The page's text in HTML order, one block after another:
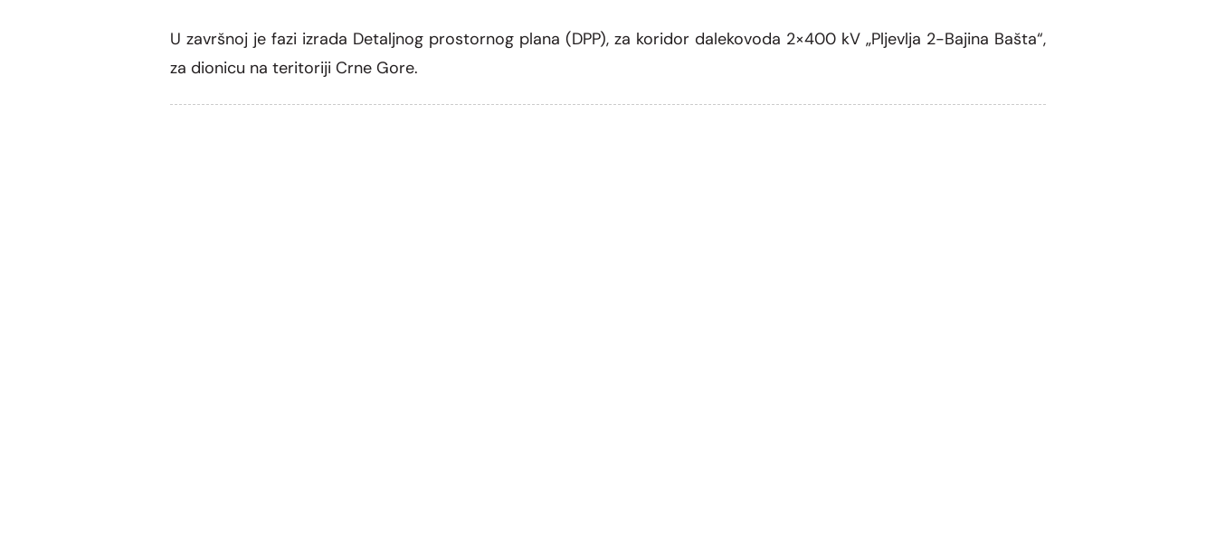
U završnoj je fazi izrada Detaljnog prostornog plana (DPP), za koridor dalekovoda 2×400 kV „Pljevlja 2-Bajina Bašta“,
za dionicu na teritoriji Crne Gore.